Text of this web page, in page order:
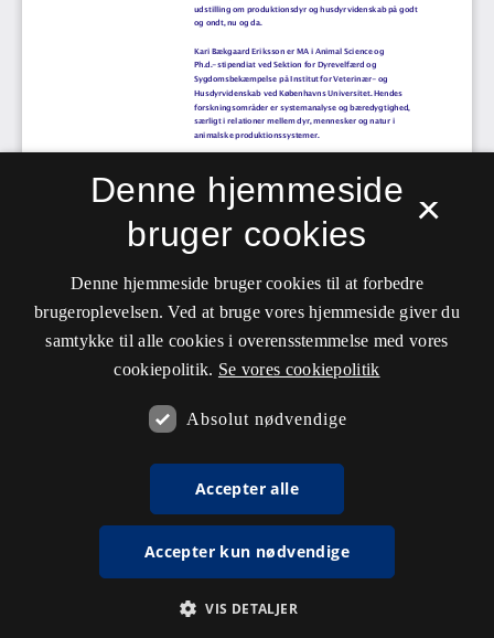
×
Denne hjemmeside
bruger cookies
Denne hjemmeside bruger cookies til at forbedre
brugeroplevelsen. Ved at bruge vores hjemmeside giver du
samtykke til alle cookies i overensstemmelse med vores
cookiepolitik. Se vores cookiepolitik
Absolut nødvendige
Accepter alle
Accepter kun nødvendige
VIS DETALJER